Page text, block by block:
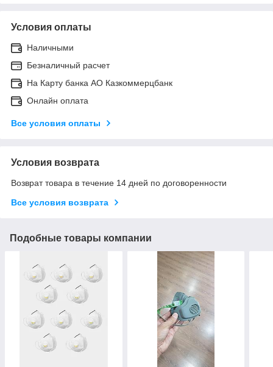
Условия оплаты
Наличными
Безналичный расчет
На Карту банка АО Казкоммерцбанк
Онлайн оплата
Все условия оплаты
Условия возврата
Возврат товара в течение 14 дней по договоренности
Все условия возврата
Подобные товары компании